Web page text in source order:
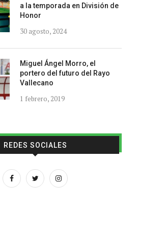
a la temporada en División de
Honor
30 agosto, 2024
Miguel Ángel Morro, el
portero del futuro del Rayo
Vallecano
1 febrero, 2019
REDES SOCIALES